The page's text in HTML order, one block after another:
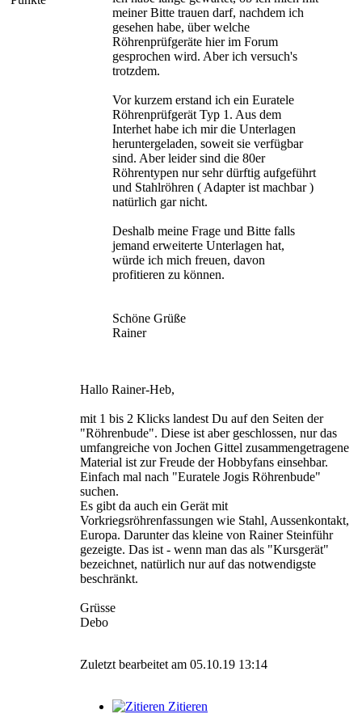
meiner Bitte trauen darf, nachdem ich
gesehen habe, über welche
Röhrenprüfgeräte hier im Forum
gesprochen wird. Aber ich versuch's
trotzdem.
Vor kurzem erstand ich ein Euratele
Röhrenprüfgerät Typ 1. Aus dem
Interhet habe ich mir die Unterlagen
heruntergeladen, soweit sie verfügbar
sind. Aber leider sind die 80er
Röhrentypen nur sehr dürftig aufgeführt
und Stahlröhren ( Adapter ist machbar )
natürlich gar nicht.
Deshalb meine Frage und Bitte falls
jemand erweiterte Unterlagen hat,
würde ich mich freuen, davon
profitieren zu können.
Schöne Grüße
Rainer
Hallo Rainer-Heb,
mit 1 bis 2 Klicks landest Du auf den Seiten der
"Röhrenbude". Diese ist aber geschlossen, nur das
umfangreiche von Jochen Gittel zusammengetragene
Material ist zur Freude der Hobbyfans einsehbar.
Einfach mal nach "Euratele Jogis Röhrenbude"
suchen.
Es gibt da auch ein Gerät mit
Vorkriegsröhrenfassungen wie Stahl, Aussenkontakt,
Europa. Darunter das kleine von Rainer Steinführ
gezeigte. Das ist - wenn man das als "Kursgerät"
bezeichnet, natürlich nur auf das notwendigste
beschränkt.
Grüsse
Debo
Zuletzt bearbeitet am 05.10.19 13:14
Zitieren